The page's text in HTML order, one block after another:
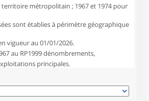
territoire métropolitain ; 1967 et 1974 pour
sont établies à périmètre géographique
vigueur au 01/01/2026.
au RP1999 dénombrements,
principales.